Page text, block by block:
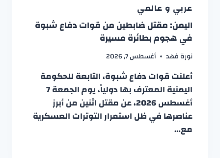
عربي و عالمي
اليمن: مقتل ضابطين من قوات دفاع شبوة
في هجوم بطائرة مسيرة
نورة فهد أغسطس 7, 2026
أعلنت قوات دفاع شبوة، التابعة للحكومة
اليمنية المعترف بها دولياً، يوم الجمعة 7
أغسطس 2026، عن مقتل اثنين من أبرز
عناصرها في ظل استمرار التوترات العسكرية
مع…